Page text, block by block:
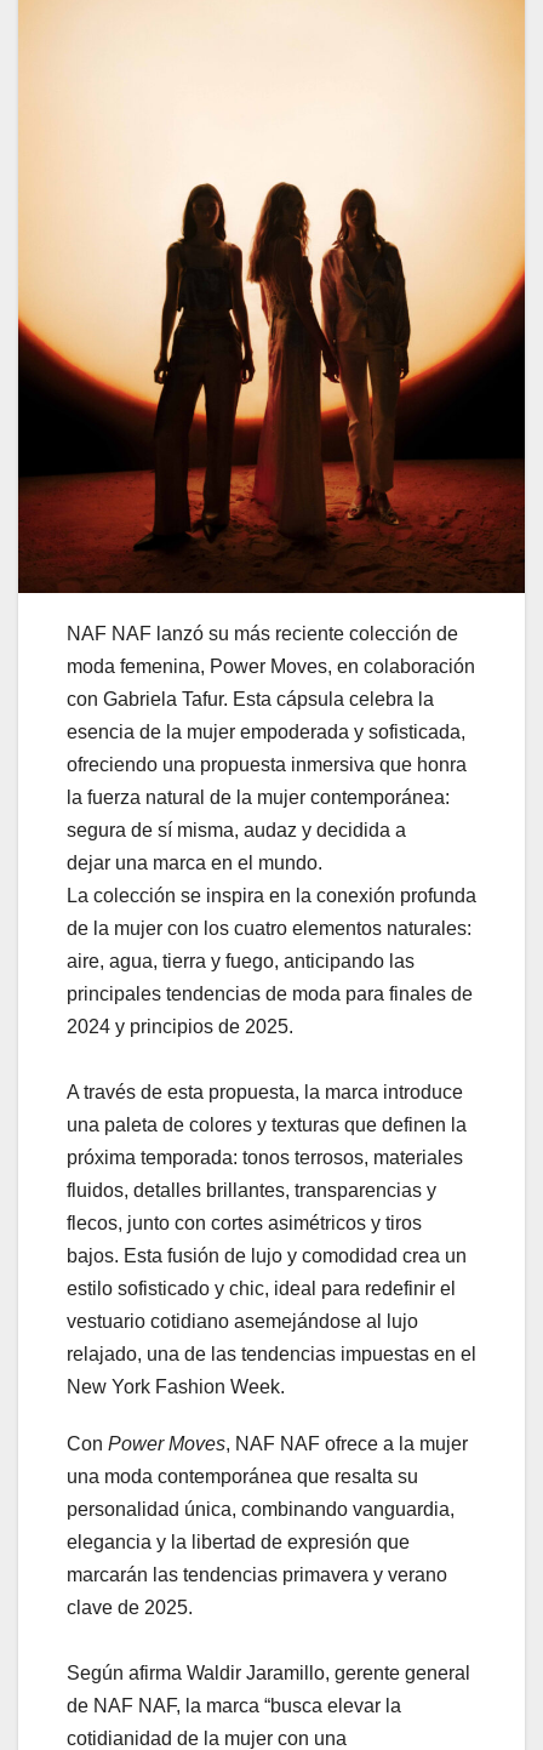
NAF NAF lanzó su más reciente colección de
moda femenina, Power Moves, en colaboración
con Gabriela Tafur. Esta cápsula celebra la
esencia de la mujer empoderada y sofisticada,
ofreciendo una propuesta inmersiva que honra
la fuerza natural de la mujer contemporánea:
segura de sí misma, audaz y decidida a
dejar una marca en el mundo.
La colección se inspira en la conexión profunda
de la mujer con los cuatro elementos naturales:
aire, agua, tierra y fuego, anticipando las
principales tendencias de moda para finales de
2024 y principios de 2025.
A través de esta propuesta, la marca introduce
una paleta de colores y texturas que definen la
próxima temporada: tonos terrosos, materiales
fluidos, detalles brillantes, transparencias y
flecos, junto con cortes asimétricos y tiros
bajos. Esta fusión de lujo y comodidad crea un
estilo sofisticado y chic, ideal para redefinir el
vestuario cotidiano asemejándose al lujo
relajado, una de las tendencias impuestas en el
New York Fashion Week.
Con Power Moves, NAF NAF ofrece a la mujer
una moda contemporánea que resalta su
personalidad única, combinando vanguardia,
elegancia y la libertad de expresión que
marcarán las tendencias primavera y verano
clave de 2025.
Según afirma Waldir Jaramillo, gerente general
de NAF NAF, la marca “busca elevar la
cotidianidad de la mujer con una